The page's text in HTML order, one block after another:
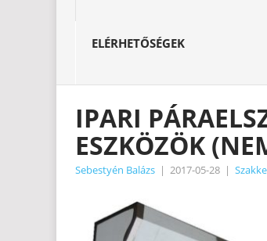
ELÉRHETŐSÉGEK
IPARI
ESZKÖZÖK
Sebestyén Balázs | 2017-05-28 |